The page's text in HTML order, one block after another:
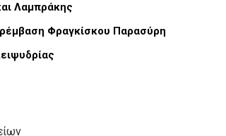
Λαμπράκης
Φραγκίσκου Παρασύρη